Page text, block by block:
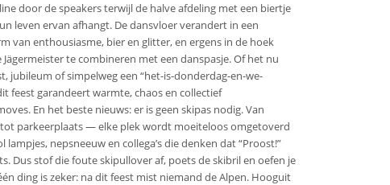
door de speakers terwijl de halve afdeling met een biertje
leven ervan afhangt. De dansvloer verandert in een
van enthousiasme, bier en glitter, en ergens in de hoek
te combineren met een danspasje. Of het nu
jubileum of simpelweg een “het-is-donderdag-en-we-
feest garandeert warmte, chaos en collectief
En het beste nieuws: er is geen skipas nodig. Van
parkeerplaats — elke plek wordt moeiteloos omgetoverd
nepsneeuw en collega’s die denken dat “Proost!”
Dus stof die foute skipullover af, poets de skibril en oefen je
ding is zeker: na dit feest mist niemand de Alpen. Hooguit